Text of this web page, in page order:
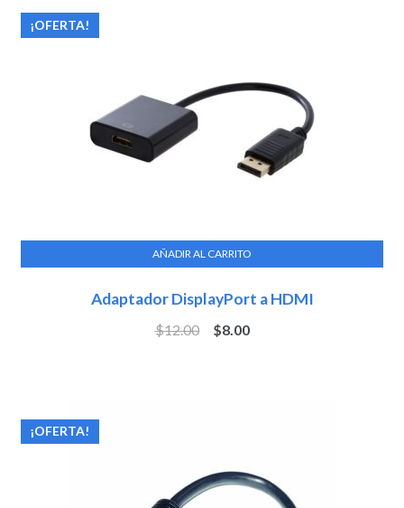
Adaptador DisplayPort a HDMI
¡OFERTA!
$12.00 $8.00
AÑADIR AL CARRITO
¡OFERTA!